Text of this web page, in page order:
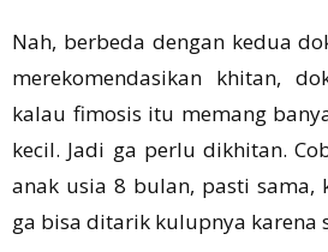
Nah, berbeda dengan kedua
merekomendasikan khitan,
kalau fimosis itu memang
kecil. Jadi ga perlu dikhitan.
anak usia 8 bulan, pasti sama,
ga bisa ditarik kulupnya karena